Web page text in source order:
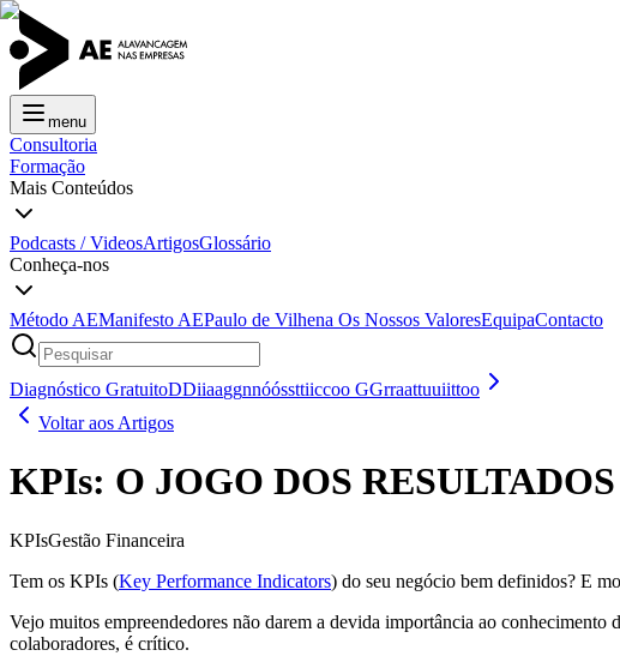
menu
Consultoria
Formação
Mais Conteúdos
Podcasts / VideosArtigosGlossário
Conheça-nos
Método AEManifesto AEPaulo de Vilhena Os Nossos ValoresEquipaContacto
Diagnóstico GratuitoDDiiaaggnnóóssttiiccoo GGrraattuuiittoo
Voltar aos Artigos
KPIs: O JOGO DOS RESULTADOS
KPIsGestão Financeira
Tem os KPIs (Key Performance Indicators) do seu negócio bem definidos? E
Vejo muitos empreendedores não darem a devida importância ao
colaboradores, é crítico.